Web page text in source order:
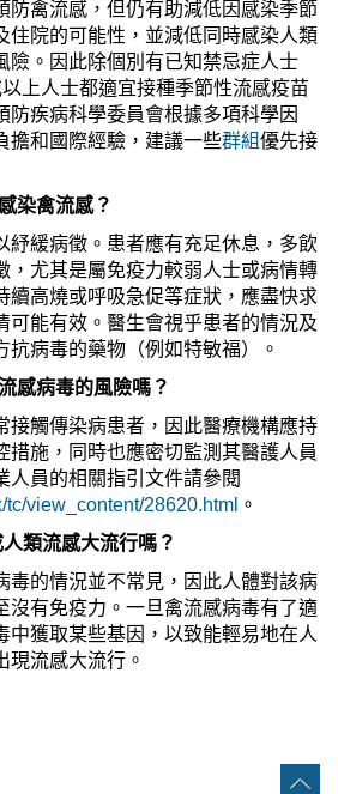
防禽流感，但仍有助減低因感染季節
住院的可能性，並減低同時感染人類
險。因此除個別有已知禁忌症人士
上人士都適宜接種季節性流感疫苗
防疾病科學委員會根據多項科學因
擔和國際經驗，建議一些群組優先接
染禽流感？
紓緩病徵。患者應有充足休息，多飲
，尤其是屬免疫力較弱人士或病情轉
續高燒或呼吸急促等症狀，應盡快求
可能有效。醫生會視乎患者的情況及
抗病毒的藥物（例如特敏福）。
感病毒的風險嗎？
接觸傳染病患者，因此醫療機構應持
措施，同時也應密切監測其醫護人員
人員的相關指引文件請參閱
tc/view_content/28620.html 。
類流感大流行嗎？
毒的情況並不常見，因此人體對該病
沒有免疫力。一旦禽流感病毒有了適
中獲取某些基因，以致能輕易地在人
現流感大流行。